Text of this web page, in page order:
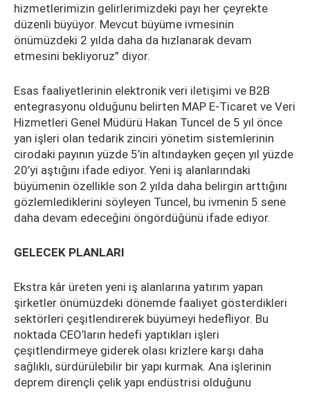
hizmetlerimizin gelirlerimizdeki payı her çeyrekte
düzenli büyüyor. Mevcut büyüme ivmesinin
önümüzdeki 2 yılda daha da hızlanarak devam
etmesini bekliyoruz” diyor.
Esas faaliyetlerinin elektronik veri iletişimi ve B2B
entegrasyonu olduğunu belirten MAP E-Ticaret ve Veri
Hizmetleri Genel Müdürü Hakan Tuncel de 5 yıl önce
yan işleri olan tedarik zinciri yönetim sistemlerinin
cirodaki payının yüzde 5’in altındayken geçen yıl yüzde
20’yi aştığını ifade ediyor. Yeni iş alanlarındaki
büyümenin özellikle son 2 yılda daha belirgin arttığını
gözlemlediklerini söyleyen Tuncel, bu ivmenin 5 sene
daha devam edeceğini öngördüğünü ifade ediyor.
GELECEK PLANLARI
Ekstra kâr üreten yeni iş alanlarına yatırım yapan
şirketler önümüzdeki dönemde faaliyet gösterdikleri
sektörleri çeşitlendirerek büyümeyi hedefliyor. Bu
noktada CEO’ların hedefi yaptıkları işleri
çeşitlendirmeye giderek olası krizlere karşı daha
sağlıklı, sürdürülebilir bir yapı kurmak. Ana işlerinin
deprem dirençli çelik yapı endüstrisi olduğunu